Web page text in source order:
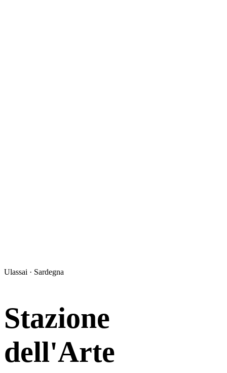
Ulassai · Sardegna
Stazione
dell'Arte